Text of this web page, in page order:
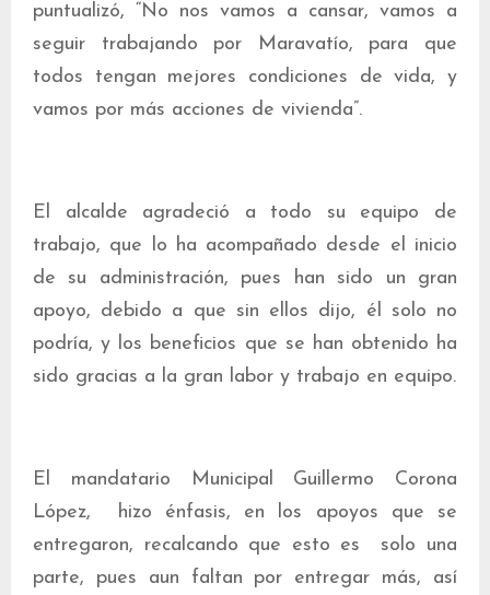
puntualizó, “No nos vamos a cansar, vamos a
seguir trabajando por Maravatío, para que
todos tengan mejores condiciones de vida, y
vamos por más acciones de vivienda”.
El alcalde agradeció a todo su equipo de
trabajo, que lo ha acompañado desde el inicio
de su administración, pues han sido un gran
apoyo, debido a que sin ellos dijo, él solo no
podría, y los beneficios que se han obtenido ha
sido gracias a la gran labor y trabajo en equipo.
El mandatario Municipal Guillermo Corona
López, hizo énfasis, en los apoyos que se
entregaron, recalcando que esto es solo una
parte, pues aun faltan por entregar más, así